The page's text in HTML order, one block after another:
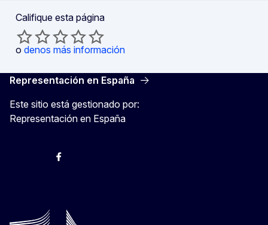
Califique esta página
o denos más información
Representación en España
Este sitio está gestionado por:
Representación en España
@ComisionEuropea
Espacio Europa
Comisión Europea en España